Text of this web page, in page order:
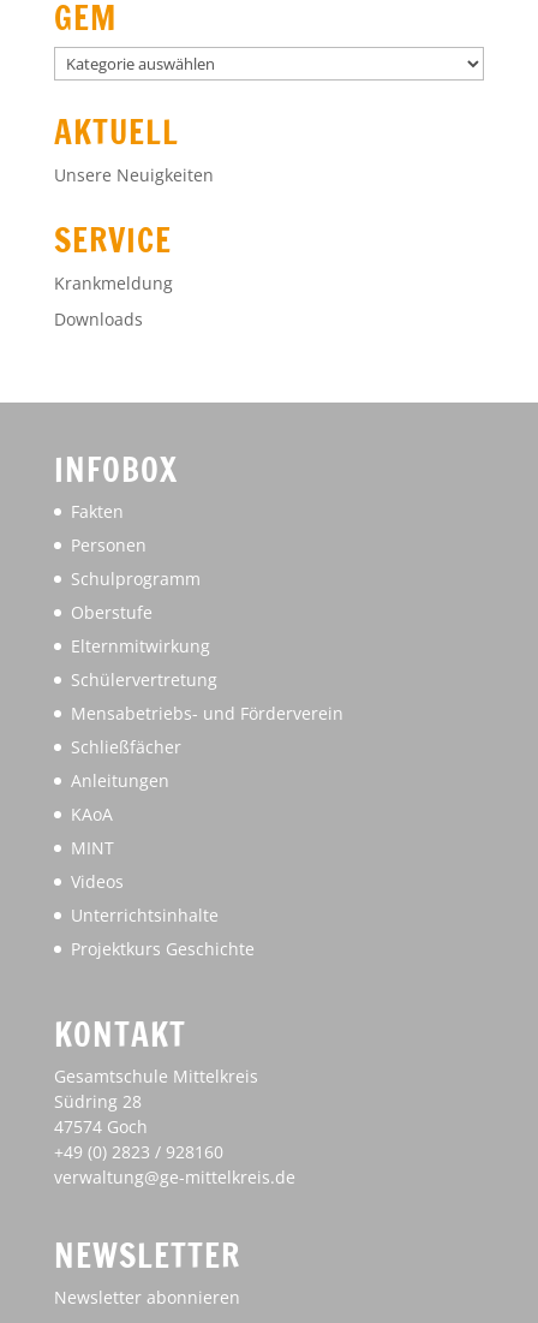
GEM
GEM
AKTUELL
Unsere Neuigkeiten
SERVICE
Krankmeldung
Downloads
INFOBOX
Fakten
Personen
Schulprogramm
Oberstufe
Elternmitwirkung
Schülervertretung
Mensabetriebs- und Förderverein
Schließfächer
Anleitungen
KAoA
MINT
Videos
Unterrichtsinhalte
Projektkurs Geschichte
KONTAKT
Gesamtschule Mittelkreis
Südring 28
47574 Goch
+49 (0) 2823 / 928160
verwaltung@ge-mittelkreis.de
NEWSLETTER
Newsletter abonnieren